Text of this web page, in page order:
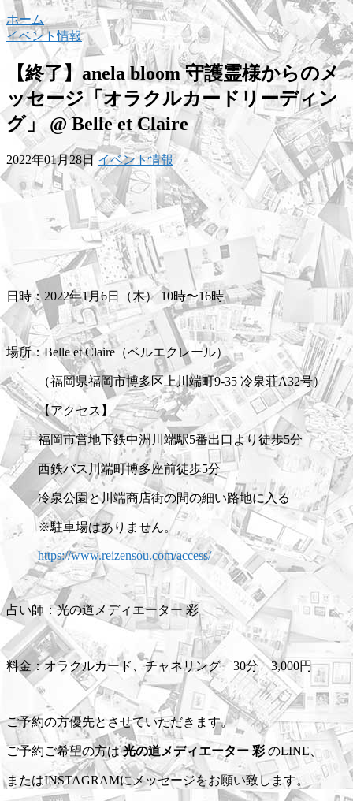
ホーム
イベント情報
【終了】anela bloom 守護霊様からのメ
ッセージ「オラクルカードリーディン
グ」 @ Belle et Claire
2022年01月28日 イベント情報
日時：2022年1月6日（木） 10時〜16時
場所：Belle et Claire（ベルエクレール）
（福岡県福岡市博多区上川端町9-35 冷泉荘A32号）
【アクセス】
福岡市営地下鉄中洲川端駅5番出口より徒歩5分
西鉄バス川端町博多座前徒歩5分
冷泉公園と川端商店街の間の細い路地に入る
※駐車場はありません。
https://www.reizensou.com/access/
占い師：光の道メディエーター 彩
料金：オラクルカード、チャネリング 30分 3,000円
ご予約の方優先とさせていただきます。
ご予約ご希望の方は光の道メディエーター 彩のLINE、
またはINSTAGRAMにメッセージをお願い致します。